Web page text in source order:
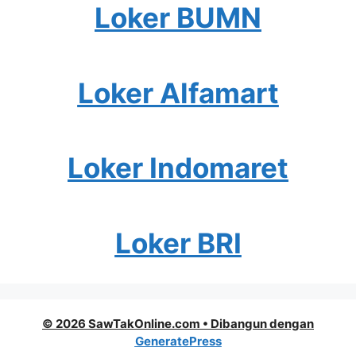
Loker BUMN
Loker Alfamart
Loker Indomaret
Loker BRI
© 2026 SawTakOnline.com • Dibangun dengan
GeneratePress